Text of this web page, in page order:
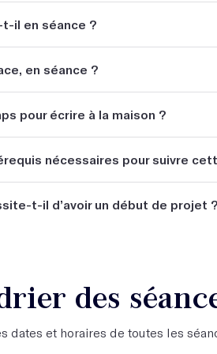
il en séance ?
et vous propose de construire
courte sur plusieurs séances
en séance ?
et des temps d'écriture long (40-50
pour écrire à la maison ?
nécessaires pour suivre
t-il d’avoir un début de projet ?
des
dates et horaires de toutes les